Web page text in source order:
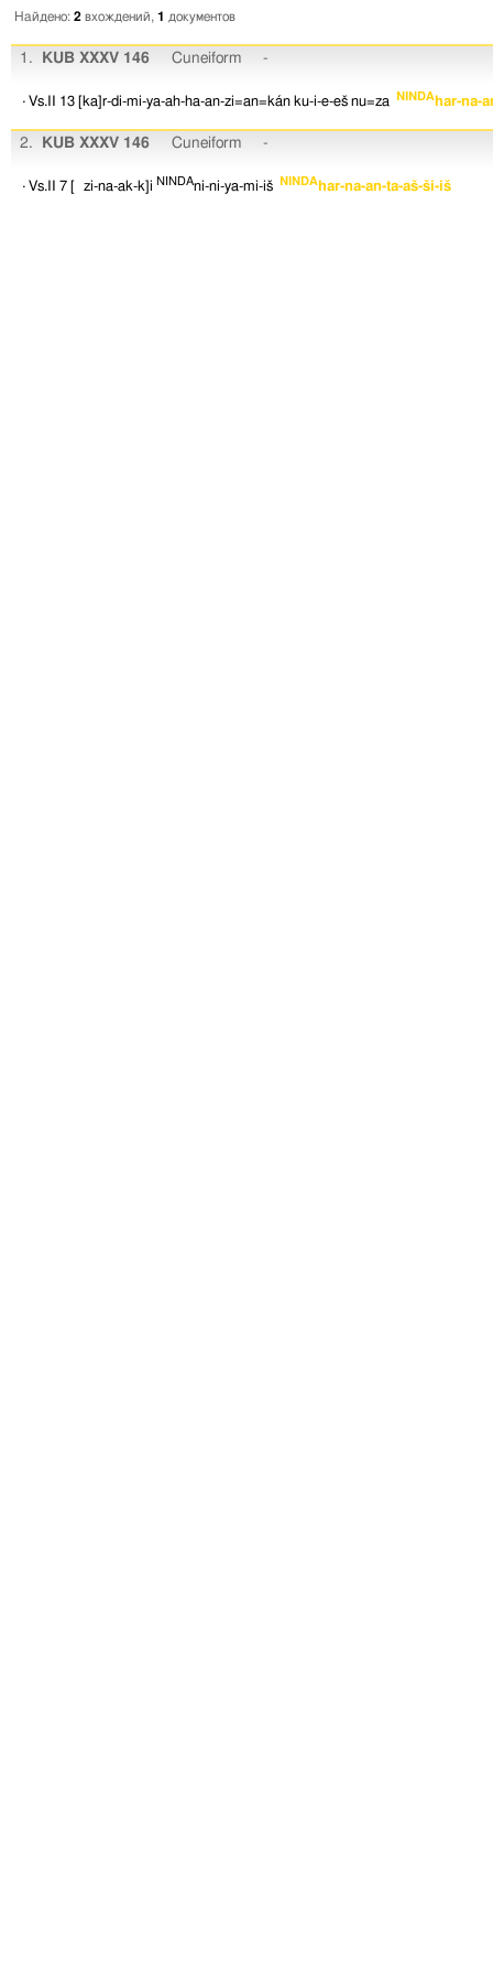
Найдено: 2 вхождений, 1 документов
1. KUB XXXV 146 Cuneiform -
· Vs.II 13 [ka]r-di-mi-ya-ah-ha-an-zi=an=kán ku-i-e-eš nu=za NINDA har-na-
2. KUB XXXV 146 Cuneiform -
· Vs.II 7 [ zi-na-ak-k]i NINDAni-ni-ya-mi-iš NINDA har-na-an-ta-aš-ši-iš